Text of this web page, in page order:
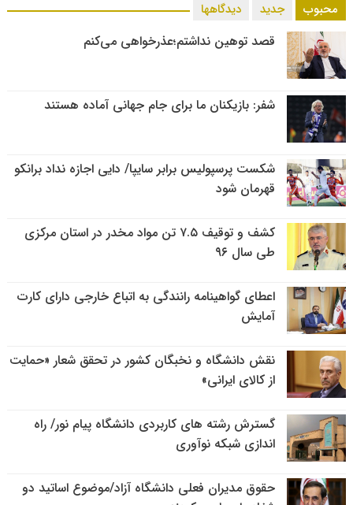
محبوب جدید دیدگاهها
قصد توهین نداشتم؛عذرخواهی می‌کنم
شفر: بازیکنان ما برای جام جهانی آماده هستند
شکست پرسپولیس برابر سایپا/ دایی اجازه نداد برانکو
قهرمان شود
کشف و توقیف ۷.۵ تن مواد مخدر در استان مرکزی
طی سال ۹۶
اعطای گواهینامه رانندگی به اتباع خارجی دارای کارت
آمایش
نقش دانشگاه و نخبگان کشور در تحقق شعار «حمایت
از کالای ایرانی»
گسترش رشته های کاربردی دانشگاه پیام نور/ راه
اندازی شبکه نوآوری
حقوق مدیران فعلی دانشگاه آزاد/موضوع اساتید دو